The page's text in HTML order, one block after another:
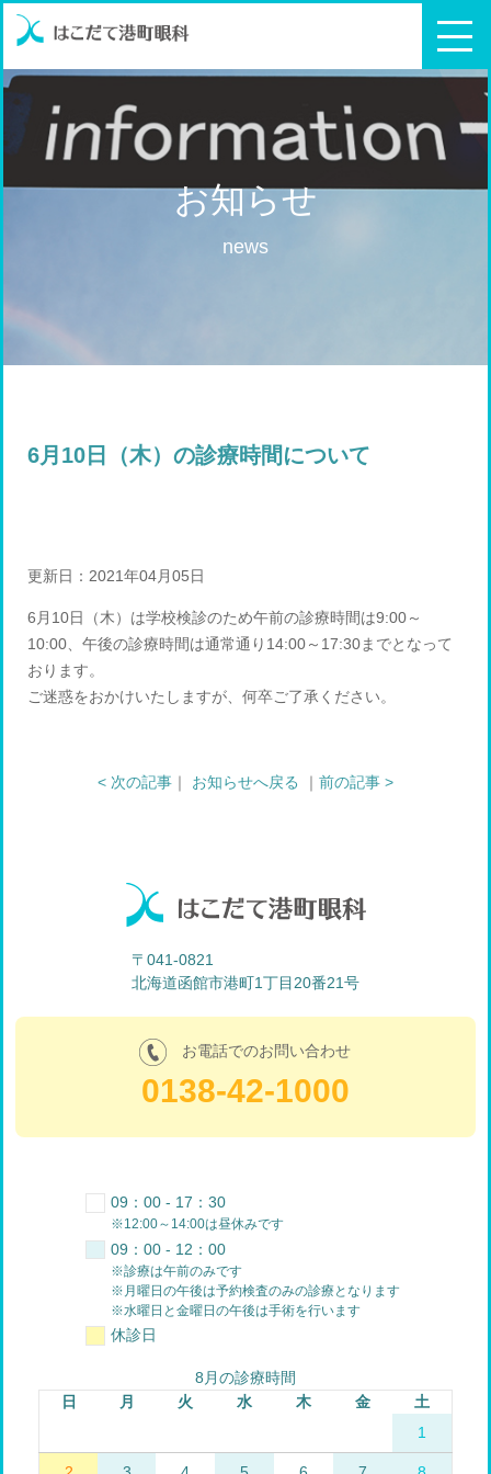
お知らせ
news
6月10日（木）の診療時間について
更新日：2021年04月05日
6月10日（木）は学校検診のため午前の診療時間は9:00～
10:00、午後の診療時間は通常通り14:00～17:30までとなって
おります。
ご迷惑をおかけいたしますが、何卒ご了承ください。
< 次の記事｜ お知らせへ戻る ｜ 前の記事 >
〒041-0821
北海道函館市港町1丁目20番21号
お電話でのお問い合わせ
0138-42-1000
09：00 - 17：30
※12:00～14:00は昼休みです
09：00 - 12：00
※診療は午前のみです
※月曜日の午後は予約検査のみの診療となります
※水曜日と金曜日の午後は手術を行います
休診日
8月の診療時間
日
月 火 水 木 金
土
1